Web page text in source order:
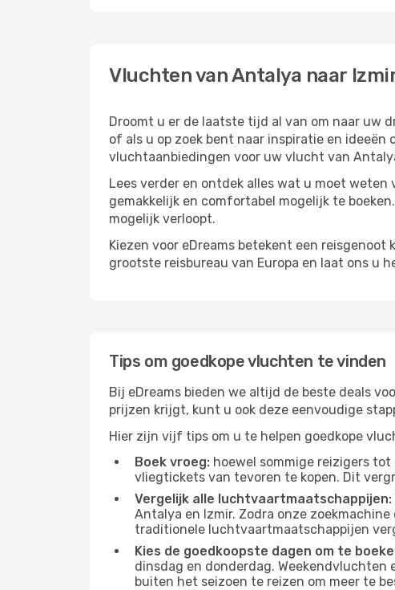
Vluchten van Antalya naar
Droomt u er de laatste tijd al van om naar uw
of als u op zoek bent naar inspiratie en
vluchtaanbiedingen voor uw vlucht van
Lees verder en ontdek alles wat u moet
gemakkelijk en comfortabel mogelijk te
mogelijk verloopt.
Kiezen voor eDreams betekent een
grootste reisbureau van Europa en laat ons u
Tips om goedkope vluchten te vinden
Bij eDreams bieden we altijd de beste deals
prijzen krijgt, kunt u ook deze eenvoudige
Hier zijn vijf tips om u te helpen goedkope
Boek vroeg: hoewel sommige reizigers
vliegtickets van tevoren te kopen. Dit
Vergelijk alle luchtvaartmaatschappijen:
Antalya en Izmir. Zodra onze
traditionele luchtvaartmaatschappijen
Kies de goedkoopste dagen om te
dinsdag en donderdag.
buiten het seizoen te reizen om meer te